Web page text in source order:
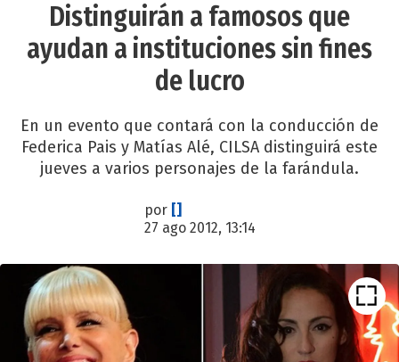
Distinguirán a famosos que
ayudan a instituciones sin fines
de lucro
En un evento que contará con la conducción de
Federica Pais y Matías Alé, CILSA distinguirá este
jueves a varios personajes de la farándula.
por []
27 ago 2012, 13:14